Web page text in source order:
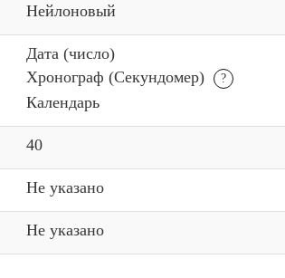
Нейлоновый
Дата (число)
Хронограф (Секундомер)
Календарь
40
Не указано
Не указано